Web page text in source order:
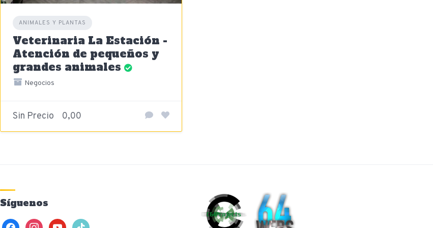
ANIMALES Y PLANTAS
Veterinaria La Estación -
Atención de pequeños y
grandes animales
Negocios
Sin Precio 0,00
Síguenos
facebookinstagramyoutubetiktok